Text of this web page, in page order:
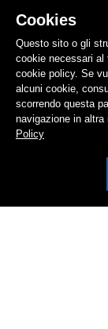
Cookies
Questo sito o gli
cookie necessari al
cookie policy. Se
alcuni cookie,
scorrendo questa
navigazione in altra
Policy